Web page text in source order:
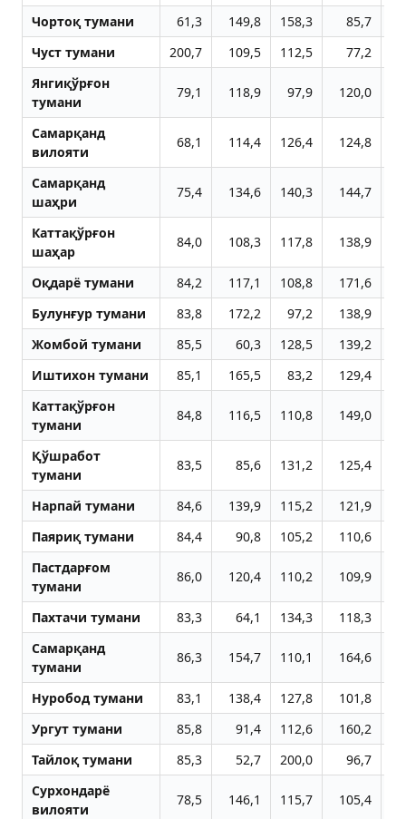
Чортоқ тумани
61,3 149,8 158,3 85,7
Чуст тумани
200,7 109,5 112,5 77,2
Янгиқўрғон
тумани
79,1 118,9 97,9 120,0
Самарқанд
вилояти
68,1 114,4 126,4 124,8
Самарқанд
шаҳри
75,4 134,6 140,3 144,7
Каттақўрғон
шаҳар
84,0 108,3 117,8 138,9
Оқдарё тумани 84,2 117,1 108,8 171,6
Булунғур тумани
83,8 172,2 97,2 138,9
Жомбой тумани
85,5 60,3 128,5 139,2
Иштихон тумани
85,1 165,5 83,2 129,4
Каттақўрғон
тумани
84,8 116,5 110,8 149,0
Қўшработ
тумани
83,5 85,6 131,2 125,4
Нарпай тумани 84,6 139,9 115,2 121,9
Паяриқ тумани
84,4 90,8 105,2 110,6
Пастдарғом
тумани
86,0 120,4 110,2 109,9
Пахтачи тумани 83,3 64,1 134,3 118,3
Самарқанд
тумани
86,3 154,7 110,1 164,6
Нуробод тумани 83,1 138,4 127,8 101,8
Ургут тумани
85,8 91,4 112,6 160,2
Тайлоқ тумани
85,3 52,7 200,0 96,7
Сурхондарё
вилояти
78,5 146,1 115,7 105,4